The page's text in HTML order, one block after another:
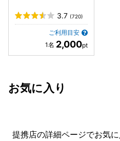
3.7 (720)
ご利用目安
2,000
お気に入り
提携店の詳細ページでお気